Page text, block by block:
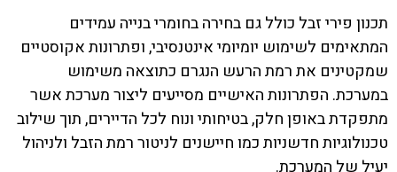
תכנון פירי זבל כולל גם בחירה בחומרי בנייה עמידים
המתאימים לשימוש יומיומי אינטנסיבי, ופתרונות אקוסטיים
שמקטינים את רמת הרעש הנגרם כתוצאה משימוש
במערכת. הפתרונות האישיים מסייעים ליצור מערכת אשר
מתפקדת באופן חלק, בטיחותי ונוח לכל הדיירים, תוך שילוב
טכנולוגיות חדשניות כמו חיישנים לניטור רמת הזבל ולניהול